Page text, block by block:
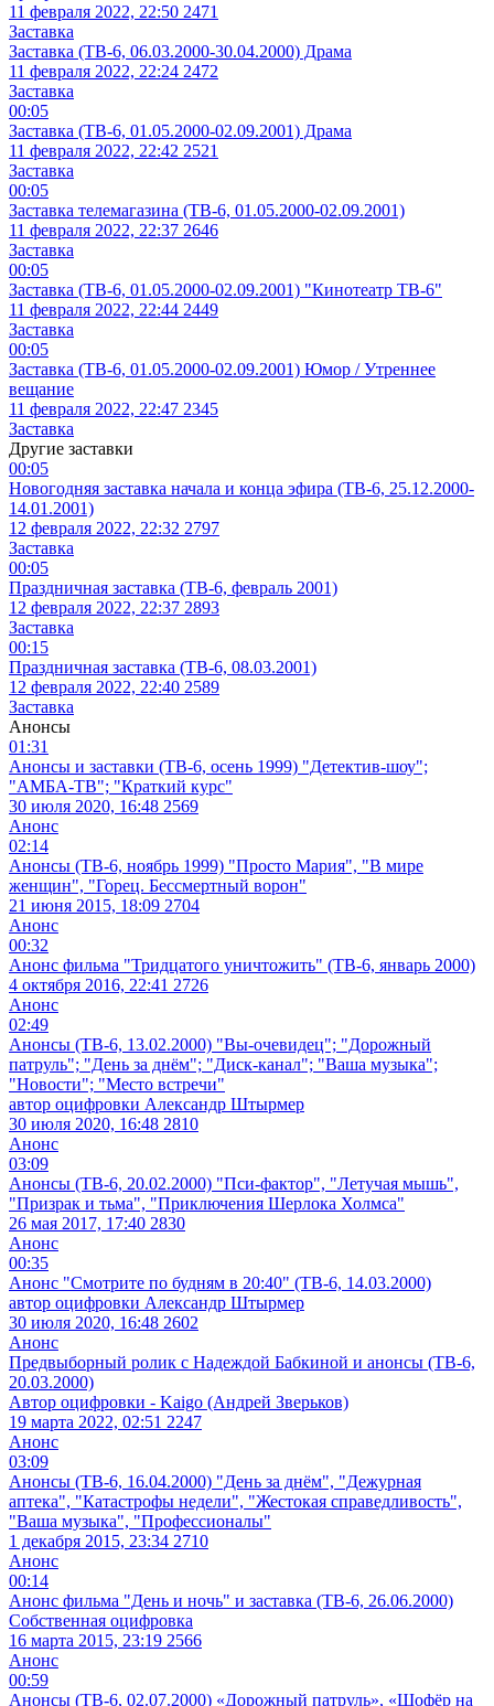
11 февраля 2022, 22:50 2471
Заставка
Заставка (ТВ-6, 06.03.2000-30.04.2000) Драма
11 февраля 2022, 22:24 2472
Заставка
00:05
Заставка (ТВ-6, 01.05.2000-02.09.2001) Драма
11 февраля 2022, 22:42 2521
Заставка
00:05
Заставка телемагазина (ТВ-6, 01.05.2000-02.09.2001)
11 февраля 2022, 22:37 2646
Заставка
00:05
Заставка (ТВ-6, 01.05.2000-02.09.2001) "Кинотеатр ТВ-6"
11 февраля 2022, 22:44 2449
Заставка
00:05
Заставка (ТВ-6, 01.05.2000-02.09.2001) Юмор / Утреннее
вещание
11 февраля 2022, 22:47 2345
Заставка
Другие заставки
00:05
Новогодняя заставка начала и конца эфира (ТВ-6, 25.12.2000-
14.01.2001)
12 февраля 2022, 22:32 2797
Заставка
00:05
Праздничная заставка (ТВ-6, февраль 2001)
12 февраля 2022, 22:37 2893
Заставка
00:15
Праздничная заставка (ТВ-6, 08.03.2001)
12 февраля 2022, 22:40 2589
Заставка
Анонсы
01:31
Анонсы и заставки (ТВ-6, осень 1999) "Детектив-шоу";
"АМБА-ТВ"; "Краткий курс"
30 июля 2020, 16:48 2569
Анонс
02:14
Анонсы (ТВ-6, ноябрь 1999) "Просто Мария", "В мире
женщин", "Горец. Бессмертный ворон"
21 июня 2015, 18:09 2704
Анонс
00:32
Анонс фильма "Тридцатого уничтожить" (ТВ-6, январь 2000)
4 октября 2016, 22:41 2726
Анонс
02:49
Анонсы (ТВ-6, 13.02.2000) "Вы-очевидец"; "Дорожный
патруль"; "День за днём"; "Диск-канал"; "Ваша музыка";
"Новости"; "Место встречи"
автор оцифровки Александр Штырмер
30 июля 2020, 16:48 2810
Анонс
03:09
Анонсы (ТВ-6, 20.02.2000) "Пси-фактор", "Летучая мышь",
"Призрак и тьма", "Приключения Шерлока Холмса"
26 мая 2017, 17:40 2830
Анонс
00:35
Анонс "Смотрите по будням в 20:40" (ТВ-6, 14.03.2000)
автор оцифровки Александр Штырмер
30 июля 2020, 16:48 2602
Анонс
Предвыборный ролик с Надеждой Бабкиной и анонсы (ТВ-6,
20.03.2000)
Автор оцифровки - Kaigo (Андрей Зверьков)
19 марта 2022, 02:51 2247
Анонс
03:09
Анонсы (ТВ-6, 16.04.2000) "День за днём", "Дежурная
аптека", "Катастрофы недели", "Жестокая справедливость",
"Ваша музыка", "Профессионалы"
1 декабря 2015, 23:34 2710
Анонс
00:14
Анонс фильма "День и ночь" и заставка (ТВ-6, 26.06.2000)
Собственная оцифровка
16 марта 2015, 23:19 2566
Анонс
00:59
Анонсы (ТВ-6, 02.07.2000) «Дорожный патруль», «Шофёр на